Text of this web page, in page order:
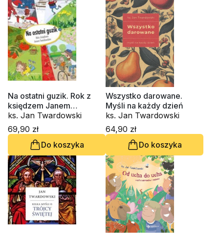
Na ostatni guzik. Rok z
księdzem Janem
Twardowskimks. Jan Twardowski
69,90 zł
Do koszyka
Wszystko darowane.
Myśli na każdy dzień
ks. Jan Twardowski
64,90 zł
Do koszyka